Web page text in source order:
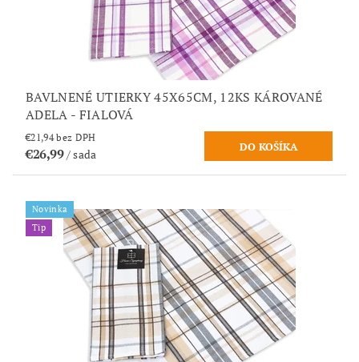
BAVLNENÉ UTIERKY 45X65CM, 12KS KÁROVANÉ
ADELA - FIALOVÁ
€21,94 bez DPH
€26,99/ sada
Novinka
Tip